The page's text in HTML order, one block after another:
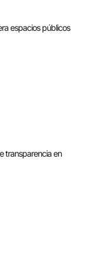
espacios públicos
transparencia en